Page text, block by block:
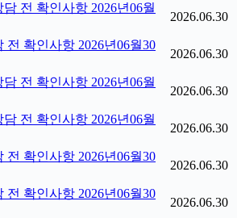
전 확인사항 2026년06월
2026.06.30
전 확인사항 2026년06월30
2026.06.30
전 확인사항 2026년06월
2026.06.30
전 확인사항 2026년06월
2026.06.30
확인사항 2026년06월30
2026.06.30
확인사항 2026년06월30
2026.06.30